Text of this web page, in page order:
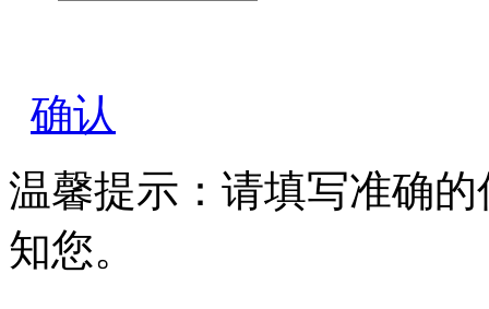
确认
温馨提示：请填写准确
知您。